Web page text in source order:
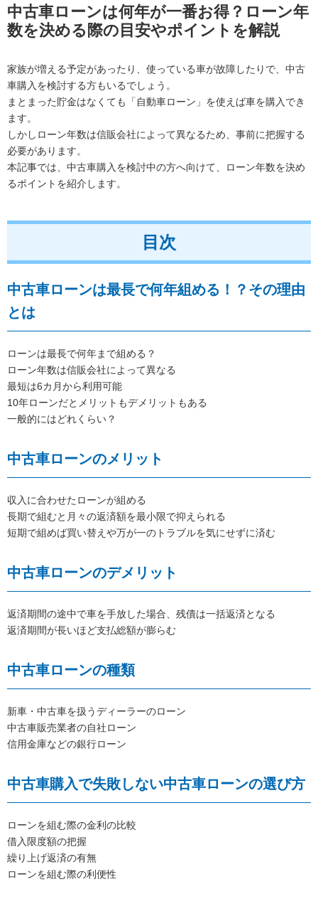
中古車ローンは何年が一番お得？ローン年
数を決める際の目安やポイントを解説
家族が増える予定があったり、使っている車が故障したりで、中古
車購入を検討する方もいるでしょう。
まとまった貯金はなくても「自動車ローン」を使えば車を購入でき
ます。
しかしローン年数は信販会社によって異なるため、事前に把握する
必要があります。
本記事では、中古車購入を検討中の方へ向けて、ローン年数を決め
るポイントを紹介します。
目次
中古車ローンは最長で何年組める！？その理由
とは
ローンは最長で何年まで組める？
ローン年数は信販会社によって異なる
最短は6カ月から利用可能
10年ローンだとメリットもデメリットもある
一般的にはどれくらい？
中古車ローンのメリット
収入に合わせたローンが組める
長期で組むと月々の返済額を最小限で抑えられる
短期で組めば買い替えや万が一のトラブルを気にせずに済む
中古車ローンのデメリット
返済期間の途中で車を手放した場合、残債は一括返済となる
返済期間が長いほど支払総額が膨らむ
中古車ローンの種類
新車・中古車を扱うディーラーのローン
中古車販売業者の自社ローン
信用金庫などの銀行ローン
中古車購入で失敗しない中古車ローンの選び方
ローンを組む際の金利の比較
借入限度額の把握
繰り上げ返済の有無
ローンを組む際の利便性